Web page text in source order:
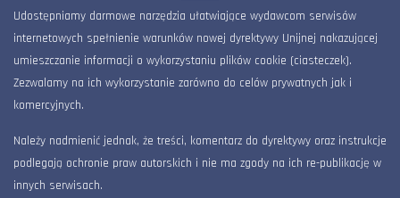
Udostępniamy darmowe narzędzia ułatwiające wydawcom serwisów
internetowych spełnienie warunków nowej dyrektywy Unijnej nakazującej
umieszczanie informacji o wykorzystaniu plików cookie (ciasteczek).
Zezwalamy na ich wykorzystanie zarówno do celów prywatnych jak i
komercyjnych.
Należy nadmienić jednak, że treści, komentarz do dyrektywy oraz instrukcje
podlegają ochronie praw autorskich i nie ma zgody na ich re-publikację w
innych serwisach.